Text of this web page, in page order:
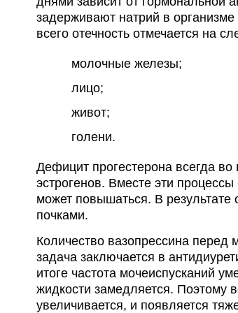
задерживают натрий в
всего отечность отмечается на
молочные железы;
лицо;
живот;
голени.
Дефицит прогестерона всегда
эстрогенов. Вместе эти
может повышаться. В
почками.
Количество вазопрессина перед
задача заключается в
итоге частота мочеиспусканий
жидкости замедляется. Поэтому
увеличивается, и появляется